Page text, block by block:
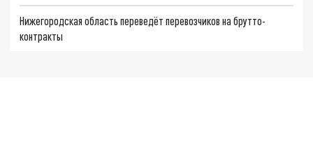
Нижегородская область переведёт перевозчиков на брутто-
контракты